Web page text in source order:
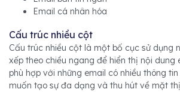
Email cá nhân hóa
Cấu trúc nhiều cột
Cấu trúc nhiều cột là một bố cục sử dụng
xếp theo chiều ngang để hiển thị nội dung
phù hợp với những email có nhiều thông
muốn tạo sự đa dạng và thu hút về mặt